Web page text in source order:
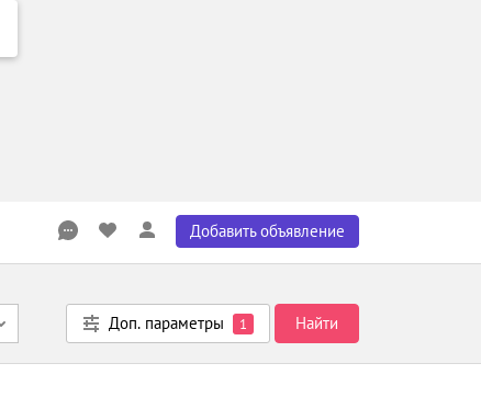
Добавить объявление
Доп. параметры 1 Найти